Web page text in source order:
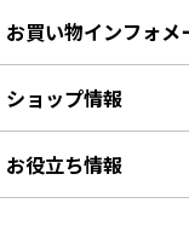
お買い物インフォメ
ショップ情報
お役立ち情報